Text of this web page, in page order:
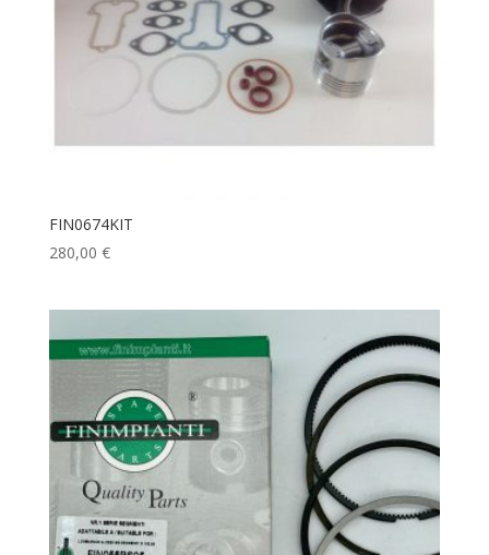
FIN0674KIT
280,00 €